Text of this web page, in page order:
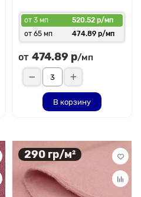
от 3 мп
520.52 р/мп
от 65 мп
474.89 р/мп
от 474.89 р/мп
В корзину
290 гр/м²